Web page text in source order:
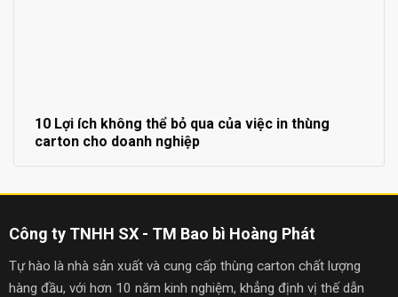
10 Lợi ích không thể bỏ qua của việc in thùng
carton cho doanh nghiệp
Công ty TNHH SX - TM Bao bì Hoàng Phát
Tự hào là nhà sản xuất và cung cấp thùng carton chất lượng
hàng đầu, với hơn 10 năm kinh nghiệm, khẳng định vị thế dẫn